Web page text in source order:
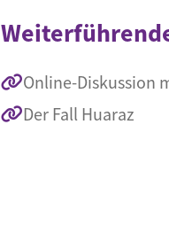
Online-Diskussion
Der Fall Huaraz